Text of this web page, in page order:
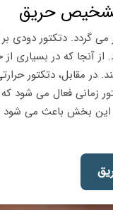
تشخیص حریق
گردد. دتکتور دودی
آنجا که در بسیاری از
در مقابل، دتکتور
فعال می شود که
این بخش باعث می شود